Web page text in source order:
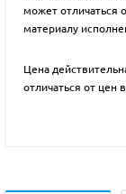
может отличаться
материалу
Цена
отличаться от цен